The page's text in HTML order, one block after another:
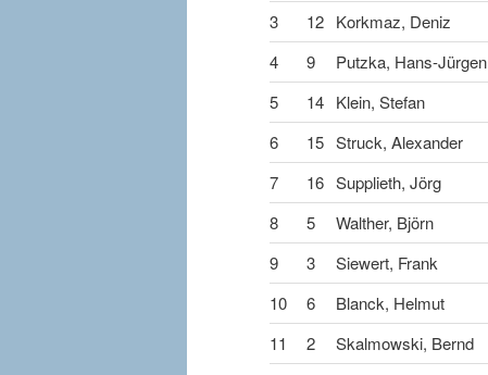
3
12 Korkmaz, Deniz
4
9 Putzka, Hans-Jürgen
5
14 Klein, Stefan
6
15 Struck, Alexander
7
16 Supplieth, Jörg
8
5 Walther, Björn
9
3 Siewert, Frank
10
6 Blanck, Helmut
11
2 Skalmowski, Bernd